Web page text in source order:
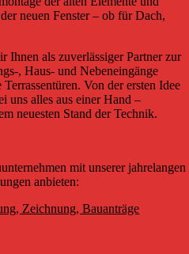
neuen Fenster – ob für Dach,
Ihnen als zuverlässiger Partner zur
, Haus- und Nebeneingänge
Von der ersten Idee
uns alles aus einer Hand –
neuesten Stand der Technik.
mit unserer jahrelangen
anbieten:
Zeichnung, Bauanträge